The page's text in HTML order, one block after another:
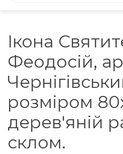
Ікона
Феодосій,
розміром
дерев'яній
склом.